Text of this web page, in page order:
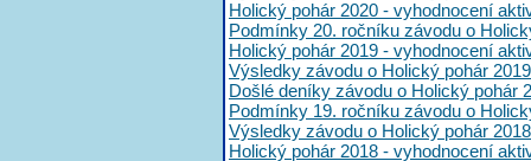
Holický pohár 2020 - vyhodnocení
Podmínky 20. ročníku závodu o
Holický pohár 2019 - vyhodnocení
Výsledky závodu o Holický pohár 2019
Došlé deníky závodu o Holický pohár
Podmínky 19. ročníku závodu o
Výsledky závodu o Holický pohár 2018
Holický pohár 2018 - vyhodnocení